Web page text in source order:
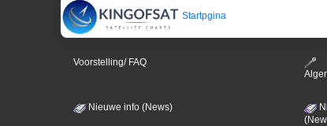
Startpgina
Voorstelling/ FAQ
Nieuwe info (News)